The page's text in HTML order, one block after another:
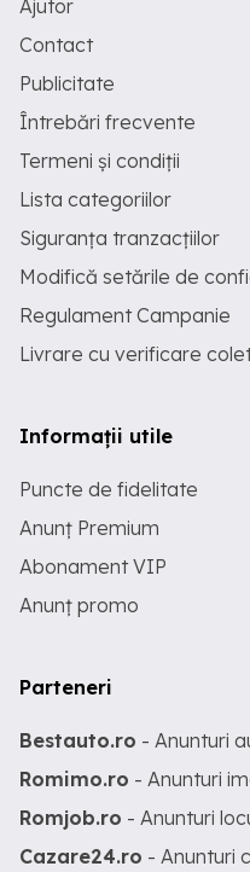
Ajutor
Contact
Publicitate
Întrebări frecvente
Termeni și condiții
Lista categoriilor
Siguranța tranzacțiilor
Modifică setările de
Regulament Campanie
Livrare cu verificare
Informații utile
Puncte de fidelitate
Anunț Premium
Abonament VIP
Anunț promo
Parteneri
Bestauto.ro - Anunturi
Romimo.ro - Anunturi
Romjob.ro - Anunturi
Cazare24.ro - Anunturi